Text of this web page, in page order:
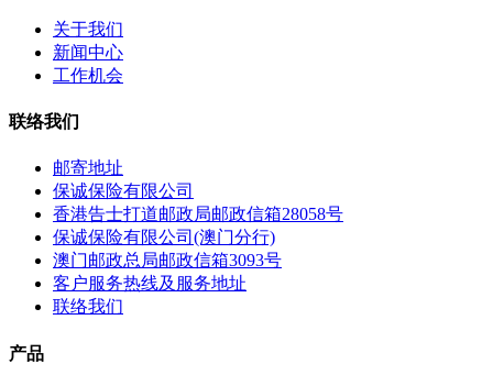
关于我们
新闻中心
工作机会
联络我们
邮寄地址
保诚保险有限公司
香港告士打道邮政局邮政信箱28058号
保诚保险有限公司(澳门分行)
澳门邮政总局邮政信箱3093号
客户服务热线及服务地址
联络我们
产品